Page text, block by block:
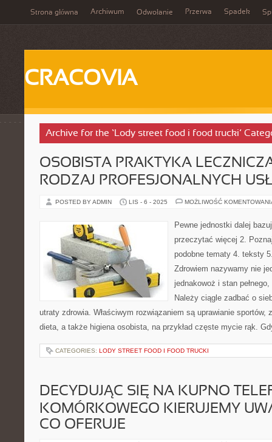
Strona główna Archiwum Odwołanie Przerwa Spadek
CRACOVIA
Archive for the ‘Lody street food i food trucki’
OSOBISTA PRAKTYKA
RODZAJ PROFESJONALNYCH
POSTED BY ADMIN LIS - 6 - 2025 MOŻLIWOŚĆ
Pewne jednostki dalej
przeczytać więcej 2.
podobne tematy 4. teksty
Zdrowiem nazywamy nie
jednakowoż i stan
Należy ciągle zadbać o
utraty zdrowia. Właściwym rozwiązaniem są uprawianie sportów,
dieta, a także higiena osobista, na przykład częste mycie rąk.
CATEGORIES: LODY STREET FOOD I FOOD TRUCKI
DECYDUJĄC SIĘ NA KUPNO
KOMÓRKOWEGO KIERUJEMY
CO OFERUJE